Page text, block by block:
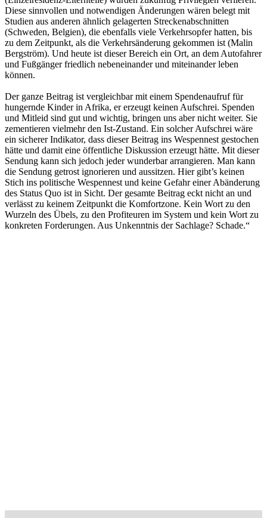
Diese sinnvollen und notwendigen Änderungen wären belegt mit
Studien aus anderen ähnlich gelagerten Streckenabschnitten
(Schweden, Belgien), die ebenfalls viele Verkehrsopfer hatten, bis
zu dem Zeitpunkt, als die Verkehrsänderung gekommen ist (Malin
Bergström). Und heute ist dieser Bereich ein Ort, an dem Autofahrer
und Fußgänger friedlich nebeneinander und miteinander leben
können.
Der ganze Beitrag ist vergleichbar mit einem Spendenaufruf für
hungernde Kinder in Afrika, er erzeugt keinen Aufschrei. Spenden
und Mitleid sind gut und wichtig, bringen uns aber nicht weiter. Sie
zementieren vielmehr den Ist-Zustand. Ein solcher Aufschrei wäre
ein sicherer Indikator, dass dieser Beitrag ins Wespennest gestochen
hätte und damit eine öffentliche Diskussion erzeugt hätte. Mit dieser
Sendung kann sich jedoch jeder wunderbar arrangieren. Man kann
die Sendung getrost ignorieren und aussitzen. Hier gibt’s keinen
Stich ins politische Wespennest und keine Gefahr einer Abänderung
des Status Quo ist in Sicht. Der gesamte Beitrag eckt nicht an und
verlässt zu keinem Zeitpunkt die Komfortzone. Kein Wort zu den
Wurzeln des Übels, zu den Profiteuren im System und kein Wort zu
konkreten Forderungen. Aus Unkenntnis der Sachlage? Schade.“